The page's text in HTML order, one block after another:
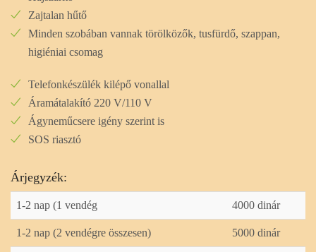
Zajtalan hűtő
Minden szobában vannak törölközők, tusfürdő, szappan,
higiéniai csomag
Telefonkészülék kilépő vonallal
Áramátalakító 220 V/110 V
Ágyneműcsere igény szerint is
SOS riasztó
Árjegyzék:
1-2 nap (1 vendég 4000 dinár
1-2 nap (2 vendégre összesen) 5000 dinár